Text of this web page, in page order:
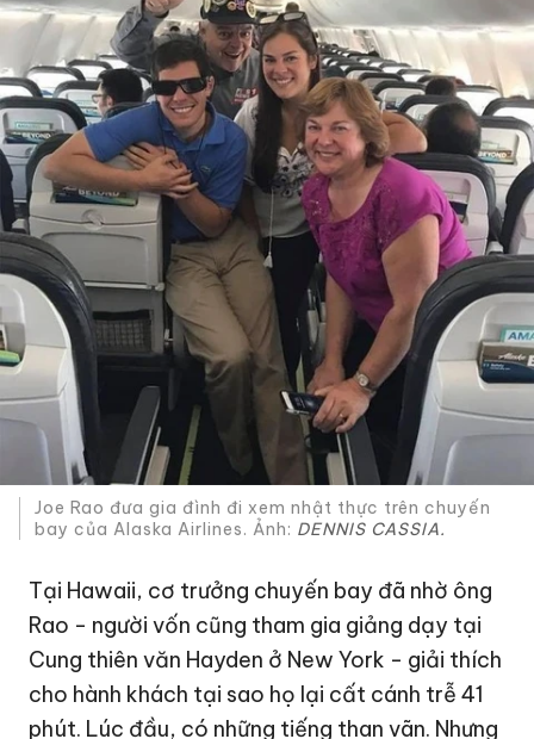
Joe Rao đưa gia đình đi xem nhật thực trên chuyến
bay của Alaska Airlines. Ảnh: DENNIS CASSIA.
Tại Hawaii, cơ trưởng chuyến bay đã nhờ ông
Rao - người vốn cũng tham gia giảng dạy tại
Cung thiên văn Hayden ở New York - giải thích
cho hành khách tại sao họ lại cất cánh trễ 41
phút. Lúc đầu, có những tiếng than vãn. Nhưng